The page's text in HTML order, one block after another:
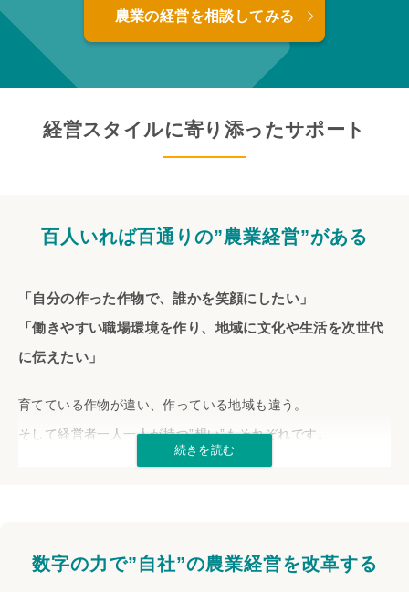
農業の経営を相談してみる
経営スタイルに寄り添ったサポート
百人いれば百通りの”農業経営”がある
「自分の作った作物で、誰かを笑顔にしたい」
「働きやすい職場環境を作り、地域に文化や生活を次世代
に伝えたい」
育てている作物が違い、作っている地域も違う。
そして経営者一人一人が持つ”想い”もそれぞれです。
われて時間がない」
数字の力で”自社”の農業経営を改革する